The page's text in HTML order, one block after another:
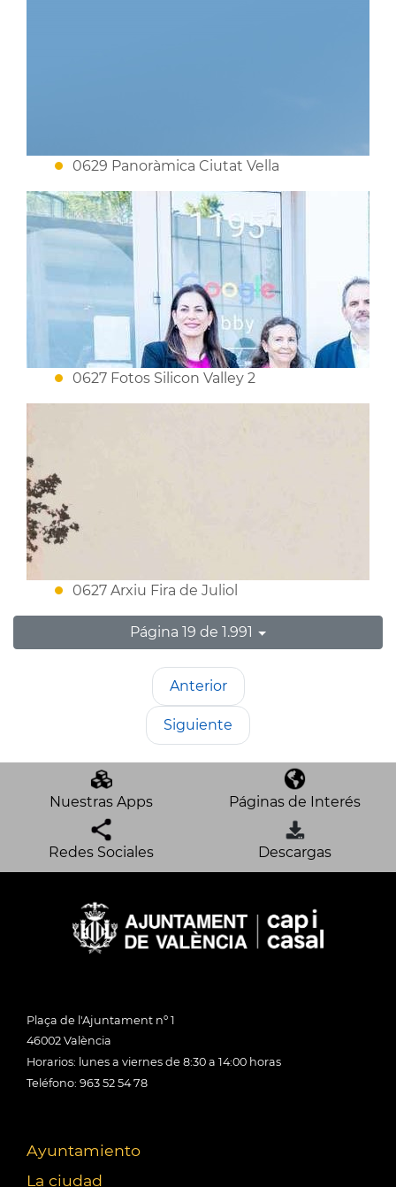
0629 Panoràmica Ciutat Vella
0627 Fotos Silicon Valley 2
0627 Arxiu Fira de Juliol
Página 19 de 1.991
Anterior
Siguiente
Nuestras Apps Páginas de Interés
Redes Sociales Descargas
Plaça de l'Ajuntament nº 1
46002 València
Horarios: lunes a viernes de 8:30 a 14:00 horas
Teléfono: 963 52 54 78
Ayuntamiento
La ciudad